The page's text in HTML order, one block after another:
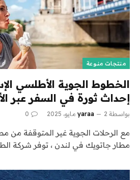
منتجات منوعة
الخطوط الجوية الأطلسي
إحداث ثورة في السفر عبر
بواسطة yaraa 2 مايو، 2025 0
مع الرحلات الجوية غير المتوقفة من
مطار جاتويك في لندن ، توفر شركة